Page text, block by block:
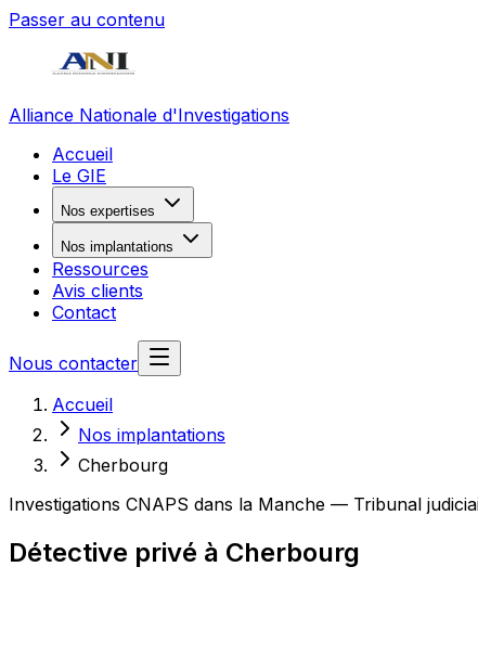
Passer au contenu
Alliance Nationale d'Investigations
Accueil
Le GIE
Nos expertises
Nos implantations
Ressources
Avis clients
Contact
Nous contacter
Accueil
Nos implantations
Cherbourg
Investigations CNAPS dans la Manche — Tribunal
Détective privé à Cherbourg